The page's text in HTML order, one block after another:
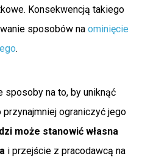
Konsekwencją takiego
sposobów na ominięcie
.
sposoby na to, by uniknąć
ograniczyć jego
może stanowić własna
i przejście z pracodawcą na